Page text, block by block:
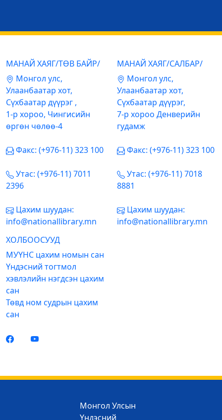
МАНАЙ ХАЯГ/ТӨВ БАЙР/
Mонгол улс,
Улаанбаатар хот,
Сүхбаатар дүүрэг ,
1-р хороо, Чингисийн
өргөн чөлөө-4
Факс: (+976-11) 323 100
Утас: (+976-11) 7011
2396
Цахим шуудан:
info@nationallibrary.mn
МАНАЙ ХАЯГ/САЛБАР/
Mонгол улс,
Улаанбаатар хот,
Сүхбаатар дүүрэг,
7-р хороо Денверийн
гудамж
Факс: (+976-11) 323 100
Утас: (+976-11) 7018
8881
Цахим шуудан:
info@nationallibrary.mn
ХОЛБООСУУД
МУҮНС цахим номын сан
Үндэсний тогтмол
хэвлэлийн нэгдсэн цахим
сан
Төвд ном судрын цахим
сан
Монгол Улсын
Үндэсний